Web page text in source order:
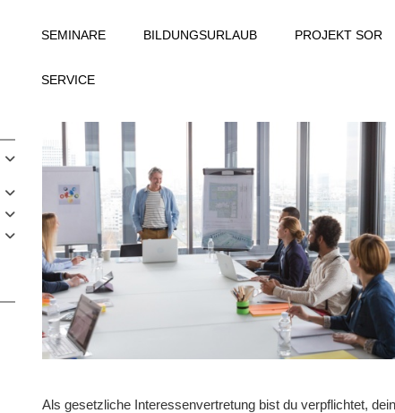
SEMINARE BILDUNGSURLAUB PROJEKT SOR
SERVICE
Als gesetzliche Interessenvertretung bist du verpflichtet,